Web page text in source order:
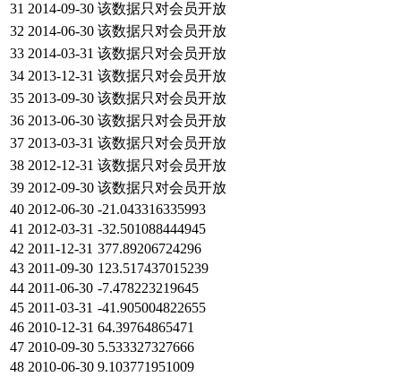
31 2014-09-30 该数据只对会员开放
32 2014-06-30 该数据只对会员开放
33 2014-03-31 该数据只对会员开放
34 2013-12-31 该数据只对会员开放
35 2013-09-30 该数据只对会员开放
36 2013-06-30 该数据只对会员开放
37 2013-03-31 该数据只对会员开放
38 2012-12-31 该数据只对会员开放
39 2012-09-30 该数据只对会员开放
40 2012-06-30 -21.043316335993
41 2012-03-31 -32.501088444945
42 2011-12-31 377.89206724296
43 2011-09-30 123.517437015239
44 2011-06-30 -7.478223219645
45 2011-03-31 -41.905004822655
46 2010-12-31 64.39764865471
47 2010-09-30 5.533327327666
48 2010-06-30 9.103771951009